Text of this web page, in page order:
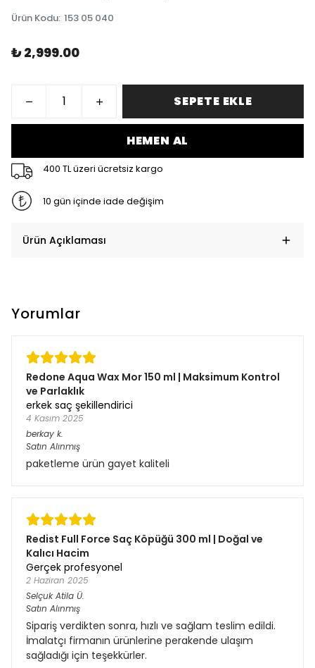
Ürün Kodu: 153 05 040
₺ 2,999.00
SEPETE EKLE
HEMEN AL
400 TL üzeri ücretsiz kargo
10 gün içinde iade değişim
Ürün Açıklaması
Yorumlar
Redone Aqua Wax Mor 150 ml | Maksimum Kontrol
ve Parlaklık
erkek saç şekillendirici
4 Kasım 2025
berkay k.
Satın Alınmış
paketleme ürün gayet kaliteli
Redist Full Force Saç Köpüğü 300 ml | Doğal ve
Kalıcı Hacim
Gerçek profesyonel
2 Haziran 2025
Selçuk Atila Ü.
Satın Alınmış
Sipariş verdikten sonra, hızlı ve sağlam teslim edildi.
İmalatçı firmanın ürünlerine perakende ulaşım
sağladığı için teşekkürler.